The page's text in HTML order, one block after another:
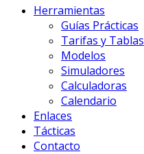
Herramientas
Guías Prácticas
Tarifas y Tablas
Modelos
Simuladores
Calculadoras
Calendario
Enlaces
Tácticas
Contacto